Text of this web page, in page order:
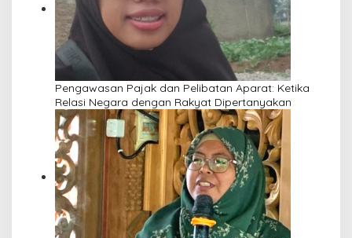
Pengawasan Pajak dan Pelibatan Aparat: Ketika
Relasi Negara dengan Rakyat Dipertanyakan